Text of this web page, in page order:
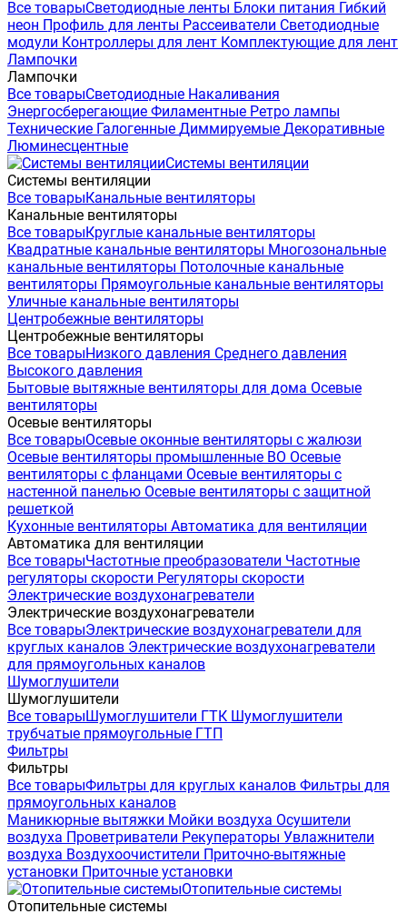
Все товарыСветодиодные ленты Блоки питания Гибкий
неон Профиль для ленты Рассеиватели Светодиодные
модули Контроллеры для лент Комплектующие для лент
Лампочки
Лампочки
Все товарыСветодиодные Накаливания
Энергосберегающие Филаментные Ретро лампы
Технические Галогенные Диммируемые Декоративные
Люминесцентные
Системы вентиляции
Системы вентиляции
Все товарыКанальные вентиляторы
Канальные вентиляторы
Все товарыКруглые канальные вентиляторы
Квадратные канальные вентиляторы Многозональные
канальные вентиляторы Потолочные канальные
вентиляторы Прямоугольные канальные вентиляторы
Уличные канальные вентиляторы
Центробежные вентиляторы
Центробежные вентиляторы
Все товарыНизкого давления Среднего давления
Высокого давления
Бытовые вытяжные вентиляторы для дома Осевые
вентиляторы
Осевые вентиляторы
Все товарыОсевые оконные вентиляторы с жалюзи
Осевые вентиляторы промышленные ВО Осевые
вентиляторы с фланцами Осевые вентиляторы с
настенной панелью Осевые вентиляторы с защитной
решеткой
Кухонные вентиляторы Автоматика для вентиляции
Автоматика для вентиляции
Все товарыЧастотные преобразователи Частотные
регуляторы скорости Регуляторы скорости
Электрические воздухонагреватели
Электрические воздухонагреватели
Все товарыЭлектрические воздухонагреватели для
круглых каналов Электрические воздухонагреватели
для прямоугольных каналов
Шумоглушители
Шумоглушители
Все товарыШумоглушители ГТК Шумоглушители
трубчатые прямоугольные ГТП
Фильтры
Фильтры
Все товарыФильтры для круглых каналов Фильтры для
прямоугольных каналов
Маникюрные вытяжки Мойки воздуха Осушители
воздуха Проветриватели Рекуператоры Увлажнители
воздуха Воздухоочистители Приточно-вытяжные
установки Приточные установки
Отопительные системы
Отопительные системы